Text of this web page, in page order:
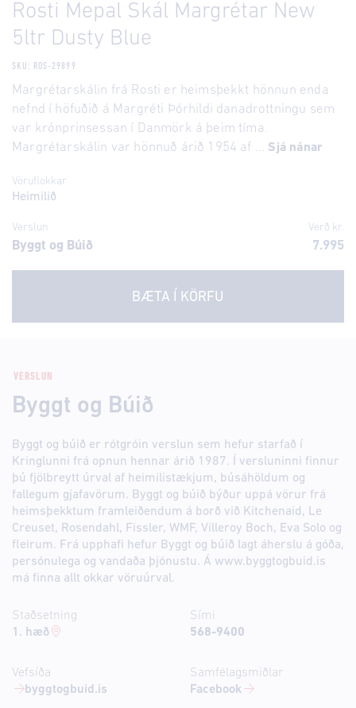
Rosti Mepal Skál Margrétar New
5ltr Dusty Blue
SKU: ROS-29899
Margrétarskálin frá Rosti er heimsþekkt hönnun enda
nefnd í höfuðið á Margréti Þórhildi danadrottningu sem
var krónprinsessan í Danmörk á þeim tíma.
Margrétarskálin var hönnuð árið 1954 af ... Sjá nánar
Vöruflokkar
Heimilið
Verslun Verð kr.
Byggt og Búið 7.995
BÆTA Í KÖRFU
VERSLUN
Byggt og Búið
Byggt og búið er rótgróin verslun sem hefur starfað í
Kringlunni frá opnun hennar árið 1987. Í versluninni finnur
þú fjölbreytt úrval af heimilistækjum, búsáhöldum og
fallegum gjafavörum. Byggt og búið býður uppá vörur frá
heimsþekktum framleiðendum á borð við Kitchenaid, Le
Creuset, Rosendahl, Fissler, WMF, Villeroy Boch, Eva Solo og
fleirum. Frá upphafi hefur Byggt og búið lagt áherslu á góða,
persónulega og vandaða þjónustu. Á www.byggtogbuid.is
má finna allt okkar vöruúrval.
Staðsetning
1. hæð
Vefsíða
byggtogbuid.is
Sími
568-9400
Samfélagsmiðlar
Facebook